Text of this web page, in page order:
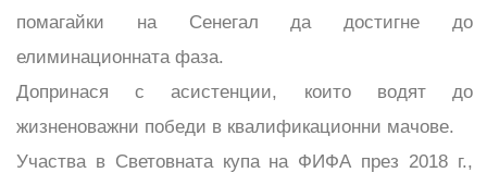
помагайки на Сенегал да достигне до
елиминационната фаза.
Допринася с асистенции, които водят до
жизненоважни победи в квалификационни мачове.
Участва в Световната купа на ФИФА през 2018 г.,